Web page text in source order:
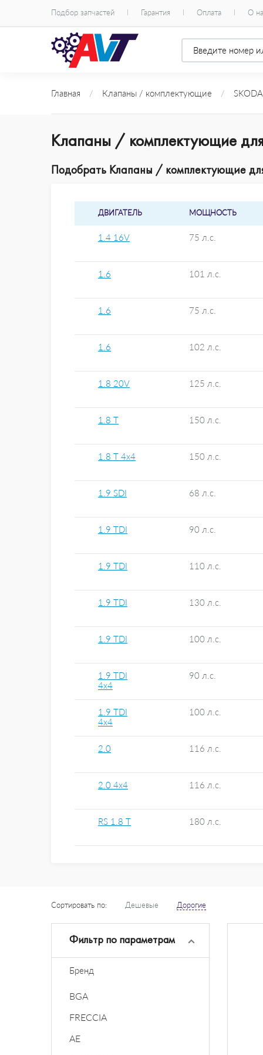
Подбор запчастей Гарантия Оплата О
Главная / Клапаны / комплектующие / SKODA
Клапаны / комплектующие
Подобрать Клапаны / комплектующие
ДВИГАТЕЛЬ МОЩНОСТЬ
1.4 16V 75 л.с.
1.6 101 л.с.
1.6 75 л.с.
1.6 102 л.с.
1.8 20V 125 л.с.
1.8 T 150 л.с.
1.8 T 4x4 150 л.с.
1.9 SDI 68 л.с.
1.9 TDI 90 л.с.
1.9 TDI 110 л.с.
1.9 TDI 130 л.с.
1.9 TDI 100 л.с.
1.9 TDI
4x4
90 л.с.
1.9 TDI
4x4
100 л.с.
2.0 116 л.с.
2.0 4x4 116 л.с.
RS 1.8 T 180 л.с.
Сортировать по: Дешевые Дорогие
Фильтр по параметрам
Бренд
BGA
FRECCIA
AE